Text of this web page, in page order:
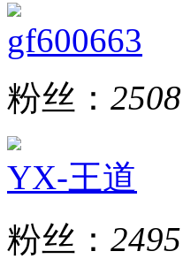
gf600663
粉丝： 2508
YX-王道
粉丝： 2495